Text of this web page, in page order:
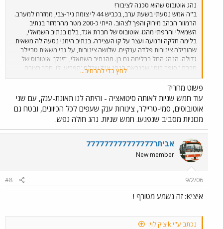
נהג אוטובוס שהוא סכנה לציבור!
ב"ה אמש נסעתי בשעת ערב, בכביש 44 לי צומת ניר-צבי, ממזרח למערב.
הרמזור הבהב מירוק והפך לצהוב. הייתי כ-200 מטר מהרמזור בנתיב
השמאלי והרפתי מהגז. אוטובוס של חברת אגד, בלם בנתיב השמאלי,
בלימה חלקה ורגועה ועצר על קו העצירה. בנתיב הימני נסעה לה משאית
שהובילה צינורות פלדה ענקיים. שלושה צינורות, על גבי משאית טריילר
גדולה. הנהג החל בבלימה גם כן. מהנתיב השמאלי, "זינק" אוטובוס של
חברת "סופר בוס" שכנראה הנהג אגד שבלם 'הפריע' לו, חתך בצורה
פראית מהנתיב שמאל לימין, ועבר באור אדום. נהג המשאית צפר כמשוגע
ובצדק. שנהיה ירוק, נסעתי קצת מהר, בתקווה להספיק לתקל את האוטובוס
ברמזור של צומת צריפין, אך כשהגעתי לצומת כפר חב"ד שם פניתי ימינה,
ראיתי אותו הרחק הרחק, סמוך לתחנת הדלק 'אלונית' שאחרי הצומת. לא
היה לי כוח להמשיך על מנת לצלם את הנהג / את האוטובוס. אך אתם,
כדאי שתדעו ותדעו להזהר. הנהג הספציפי הזה - ואני איני יודע מי הוא, הוא
פשוט סכנה לציבור!
לחץ כדי להרחיב...
פשוט מחריד
עוד חמש שניות לאותה סיטואציה - והיתה לנו תאונת-ענק, עם שני
אוטובוסים, סמי-טריילר, צינורות ענק שעפים לכל הכיוונים, ובטח גם
מכוניות מסביב שנפגעו. חמש שניות. נהג חולה נפש.
אביתר777777777777777
New member
9/2/06
#8
איציK: זה נשמע מטורף !
נכתב ע"י kיציק לוי: